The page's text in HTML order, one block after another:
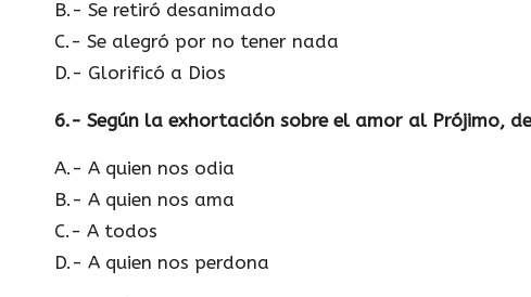
B.- Se retiró desanimado
C.- Se alegró por no tener nada
D.- Glorificó a Dios
6.- Según la exhortación sobre el amor al Prójimo,
A.- A quien nos odia
B.- A quien nos ama
C.- A todos
D.- A quien nos perdona